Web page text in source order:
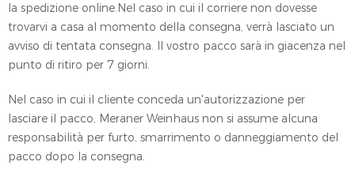
la spedizione online.Nel caso in cui il corriere non dovesse
trovarvi a casa al momento della consegna, verrà lasciato un
avviso di tentata consegna. Il vostro pacco sarà in giacenza nel
punto di ritiro per 7 giorni.
Nel caso in cui il cliente conceda un'autorizzazione per
lasciare il pacco, Meraner Weinhaus non si assume alcuna
responsabilità per furto, smarrimento o danneggiamento del
pacco dopo la consegna.